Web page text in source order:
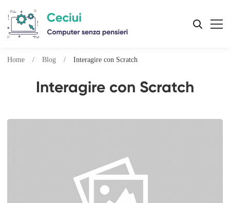
Interagire con Scratch
Home Blog Interagire con Scratch